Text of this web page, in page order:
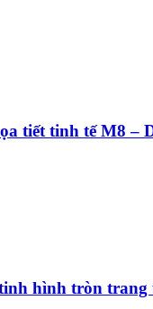
tiết tinh tế M8 –
hình tròn